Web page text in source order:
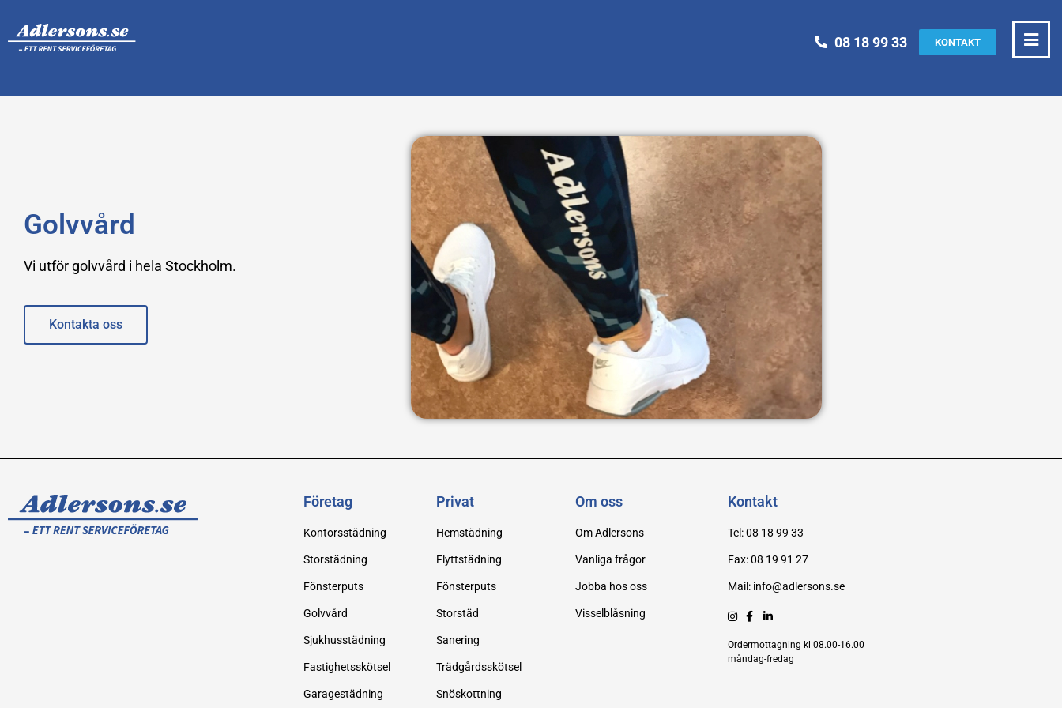
08 18 99 33 KONTAKT
Golvvård
Vi utför golvvård i hela Stockholm.
Kontakta oss
Företag
Kontorsstädning
Storstädning
Fönsterputs
Golvvård
Sjukhusstädning
Fastighetsskötsel
Garagestädning
Privat
Hemstädning
Flyttstädning
Fönsterputs
Storstäd
Sanering
Trädgårdsskötsel
Snöskottning
Om oss
Om Adlersons
Vanliga frågor
Jobba hos oss
Visselblåsning
Kontakt
Tel: 08 18 99 33
Fax: 08 19 91 27
Mail: info@adlersons.se
Ordermottagning kl 08.00-16.00
måndag-fredag